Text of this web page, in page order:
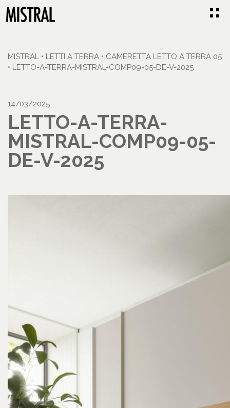
MISTRAL • LETTI A TERRA • CAMERETTA LETTO A TERRA 05
• LETTO-A-TERRA-MISTRAL-COMP09-05-DE-V-2025
14/03/2025
LETTO-A-TERRA-
MISTRAL-COMP09-05-
DE-V-2025